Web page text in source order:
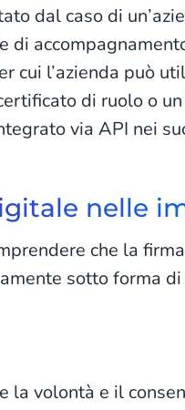
dal caso di
di
cui l’azienda può
di ruolo o
via API nei
nelle
che la
sotto forma
la volontà e il